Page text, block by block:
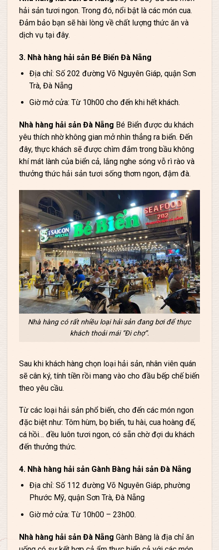
hải sản tươi ngon. Trong đó, nổi bật là các món cua.
Đảm bảo bạn sẽ hài lòng về chất lượng thức ăn và
dịch vụ tại đây.
3. Nhà hàng hải sản Bé Biển Đà Nẵng
Địa chỉ: Số 202 đường Võ Nguyên Giáp, quận Sơn
Trà, Đà Nẵng
Giờ mở cửa: Từ 10h00 cho đến khi hết khách.
Nhà hàng hải sản Đà Nẵng Bé Biển được du khách
yêu thích nhờ không gian mở nhìn thẳng ra biển. Đến
đây, thực khách sẽ được chìm đắm trong bầu không
khí mát lành của biển cả, lắng nghe sóng vỗ rì rào và
thưởng thức hải sản tươi sống thơm ngon, đậm đà.
Nhà hàng có rất nhiều loại hải sản đang bơi để thực
khách thoải mái “Đi chợ”.
Sau khi khách hàng chọn loại hải sản, nhân viên quán
sẽ cân ký, tính tiền rồi mang vào cho đầu bếp chế biến
theo yêu cầu.
Từ các loại hải sản phổ biến, cho đến các món ngon
đặc biệt như: Tôm hùm, bọ biển, tu hài, cua hoàng đế,
cá hồi… đều luôn tươi ngon, có sẵn chờ đợi du khách
đến thưởng thức.
4. Nhà hàng hải sản Gành Bàng hải sản Đà Nẵng
Địa chỉ: Số 112 đường Võ Nguyên Giáp, phường
Phước Mỹ, quận Sơn Trà, Đà Nẵng
Giờ mở cửa: Từ 10h00 – 23h00.
Nhà hàng hải sản Đà Nẵng Gành Bàng là địa chỉ ăn